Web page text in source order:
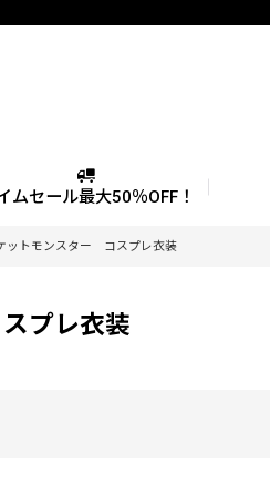
ムセール最大50％OFF！
ットモンスター コスプレ衣装
プレ衣装